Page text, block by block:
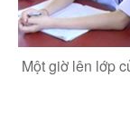
Một giờ lên lớp